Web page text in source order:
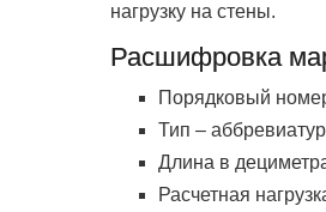
нагрузку на стены.
Расшифровка
Порядковый
Тип –
Длина в
Расчетная